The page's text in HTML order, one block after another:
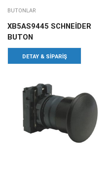
BUTONLAR
XB5AS9445 SCHNEİDER
BUTON
DETAY & SIPARIŞ